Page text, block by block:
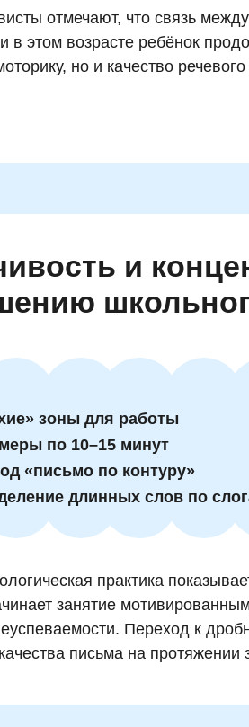
отмечают, что связь
в этом возрасте ребёнок
но и качество
зоны для работы
по 10–15 минут
«письмо по контуру»
длинных слов по
практика
занятие
Переход к
письма на протяжении
и